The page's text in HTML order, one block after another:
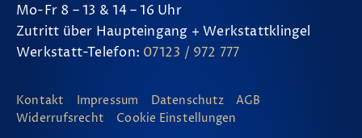
Mo-Fr 8 – 13 & 14 – 16 Uhr
Zutritt über Haupteingang + Werkstattklingel
Werkstatt-Telefon: 07123 / 972 777
Kontakt Impressum Datenschutz
AGB
Widerrufsrecht
Cookie Einstellungen